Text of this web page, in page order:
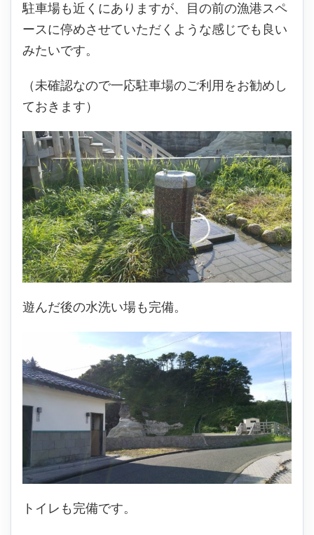
駐車場も近くにありますが、目の前の漁港スペ
ースに停めさせていただくような感じでも良い
みたいです。
（未確認なので一応駐車場のご利用をお勧めし
ておきます）
遊んだ後の水洗い場も完備。
トイレも完備です。